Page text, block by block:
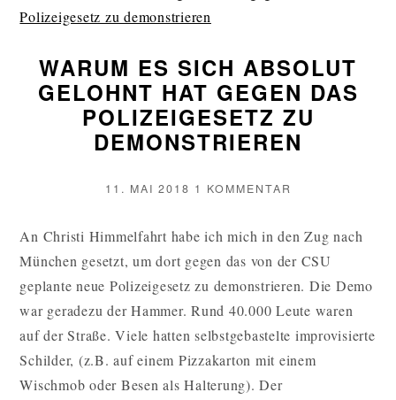
WARUM ES SICH ABSOLUT
GELOHNT HAT GEGEN DAS
POLIZEIGESETZ ZU
DEMONSTRIEREN
VERÖFFENTLICHT
11. MAI 2018 1 KOMMENTAR
SICH
ABSOLUT
GELOHNT
GEGEN
DAS
An Christi Himmelfahrt habe ich mich in den Zug nach
München gesetzt, um dort gegen das von der CSU
geplante neue Polizeigesetz zu demonstrieren. Die Demo
war geradezu der Hammer. Rund 40.000 Leute waren
auf der Straße. Viele hatten selbstgebastelte improvisierte
Schilder, (z.B. auf einem Pizzakarton mit einem
Wischmob oder Besen als Halterung). Der